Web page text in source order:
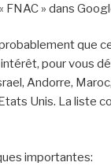
FNAC » dans
que
pour vous
Andorre,
Unis. La liste
importantes: